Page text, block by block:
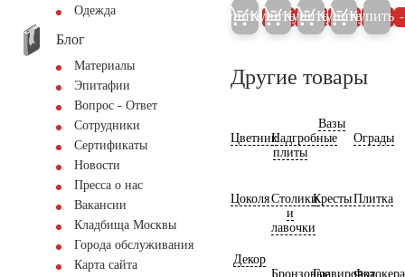
Одежда
Блог
Материалы
Эпитафии
Вопрос - Ответ
Сотрудники
Сертификаты
Новости
Пресса о нас
Вакансии
Кладбища Москвы
Города обслуживания
Карта сайта
Купить 5%
Купить 5%
Купить 5%
Купить 5%
Купить
Другие товары
ЦветникНадгробные
плиты
Вазы
Ограды
ЦоколяСтолики
и
лавочки
КрестыПлитка
Декор
БронзовыеГравировка